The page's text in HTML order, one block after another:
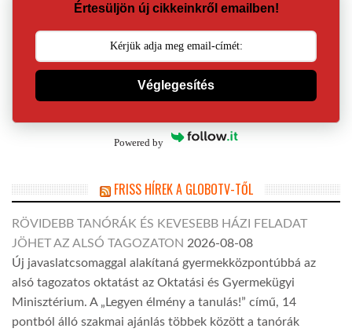
Értesüljön új cikkeinkről emailben!
Véglegesítés
Powered by
FRISS HÍREK A GLOBOTV-TŐL
RÖVIDEBB TANÓRÁK ÉS KEVESEBB HÁZI FELADAT
JÖHET AZ ALSÓ TAGOZATON 2026-08-08
Új javaslatcsomaggal alakítaná gyermekközpontúbbá az
alsó tagozatos oktatást az Oktatási és Gyermekügyi
Minisztérium. A „Legyen élmény a tanulás!” című, 14
pontból álló szakmai ajánlás többek között a tanórák